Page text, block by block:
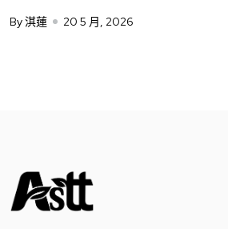
By 淇蓮 20 5 月, 2026